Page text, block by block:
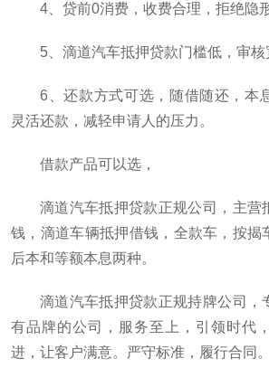
4、贷前0消费，收费合理，拒绝隐
5、滴道汽车抵押贷款门槛低，审核
6、还款方式可选，随借随还，本
灵活还款，减轻申请人的压力。
借款产品可以选，
滴道汽车抵押贷款正规公司，主营
钱，滴道车辆抵押借钱，全款车，按揭
后本和等额本息两种。
滴道汽车抵押贷款正规持牌公司，
有品牌的公司，服务至上，引领时代
进，让客户满意。严守标准，履行合同。